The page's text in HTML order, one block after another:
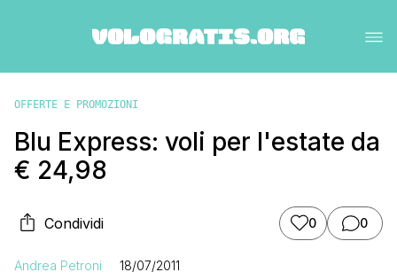
OFFERTE E PROMOZIONI
Blu Express: voli per l'estate da
€ 24,98
Condividi 0 0
Andrea Petroni 18/07/2011